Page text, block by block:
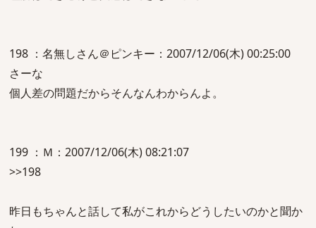
198 ：名無しさん＠ピンキー：2007/12/06(木) 00:25:00
さーな
個人差の問題だからそんなんわからんよ。
199 ：Ｍ：2007/12/06(木) 08:21:07
>>198
昨日もちゃんと話して私がこれからどうしたいのかと聞か